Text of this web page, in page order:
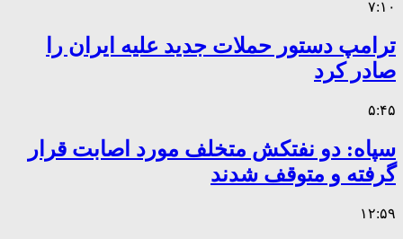
۷:۱۰
ترامپ دستور حملات جدید علیه ایران را
صادر کرد
۵:۴۵
سپاه: دو نفتکش متخلف مورد اصابت قرار
گرفته و متوقف شدند
۱۲:۵۹